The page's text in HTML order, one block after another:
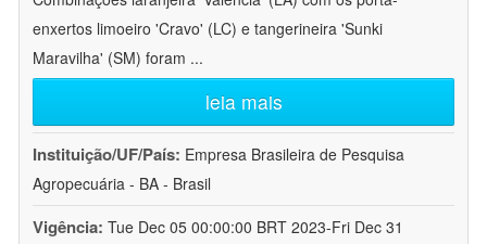
enxertos limoeiro 'Cravo' (LC) e tangerineira 'Sunki
Maravilha' (SM) foram ...
leia mais
Instituição/UF/País: Empresa Brasileira de Pesquisa
Agropecuária - BA - Brasil
Vigência: Tue Dec 05 00:00:00 BRT 2023-Fri Dec 31